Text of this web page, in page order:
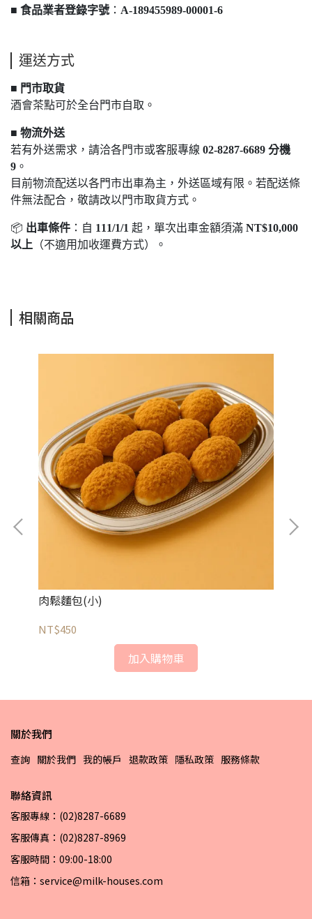
■ 食品業者登錄字號 ： A-189455989-00001-6
運送方式
■ 門市取貨
酒會茶點可於全台門市自取。
■ 物流外送
若有外送需求，請洽各門市或客服專線 02-8287-6689 分機
9 。
目前物流配送以各門市出車為主，外送區域有限。若配送條
件無法配合，敬請改以門市取貨方式。
📦 出車條件 ：自 111/1/1 起，單次出車金額須滿 NT$10,000
以上 （不適用加收運費方式）。
相關商品
肉鬆麵包(小)
NT$450
加入購物車
關於我們
查詢 關於我們 我的帳戶 退款政策 隱私政策 服務條款
聯絡資訊
客服專線：(02)8287-6689
客服傳真：(02)8287-8969
客服時間：09:00-18:00
信箱：service@milk-houses.com